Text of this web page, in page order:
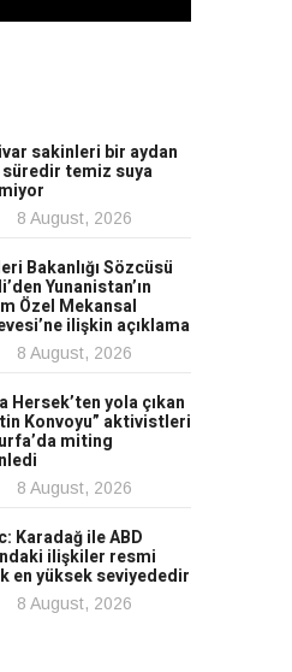
sakinleri bir aydan
temiz suya
8 August, 2026
Bakanlığı Sözcüsü
Yunanistan’ın
Özel Mekansal
ilişkin açıklama
8 August, 2026
Hersek’ten yola çıkan
Konvoyu” aktivistleri
miting
8 August, 2026
Karadağ ile ABD
ilişkiler resmi
en yüksek seviyededir
8 August, 2026